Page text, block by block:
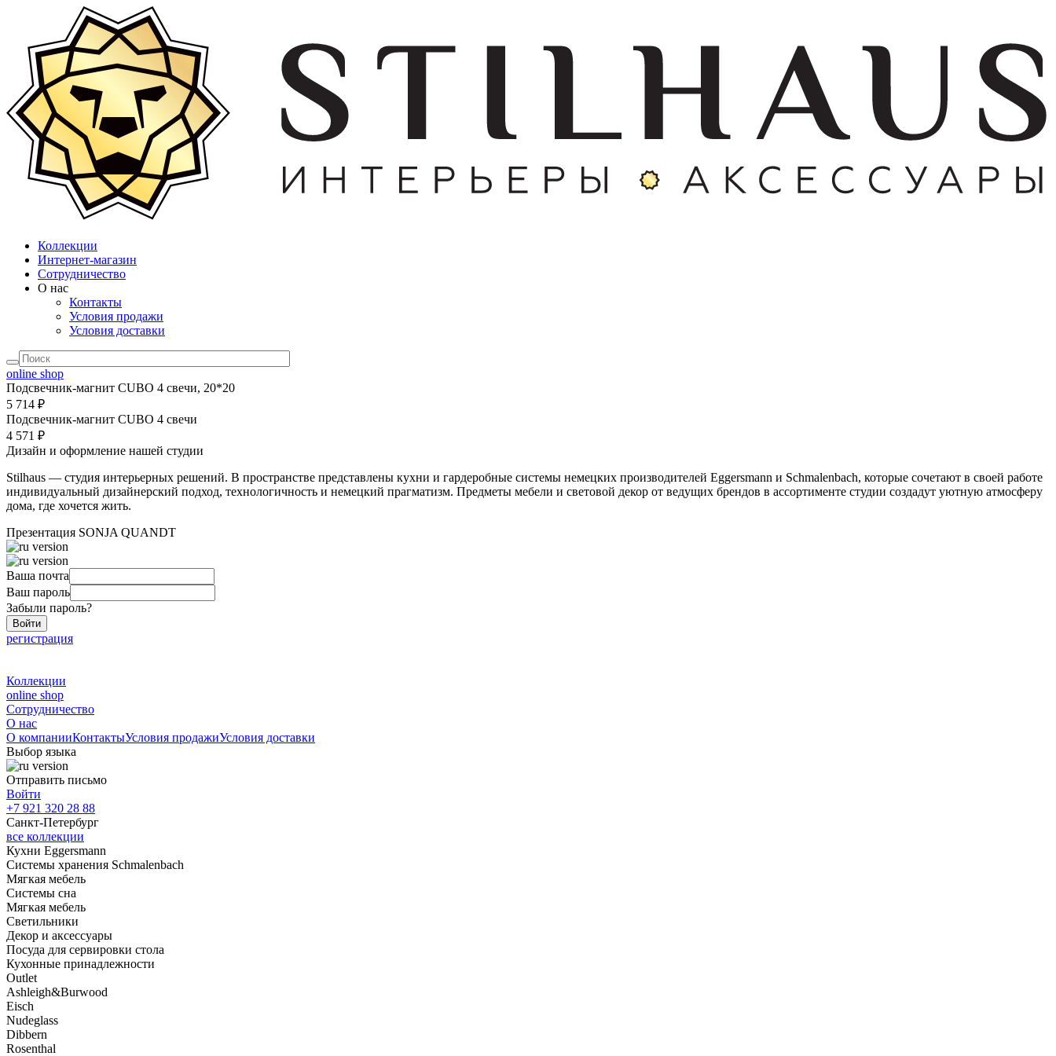
Коллекции
Интернет-магазин
Сотрудничество
О нас
Контакты
Условия продажи
Условия доставки
online shop
Подсвечник-магнит CUBO 4 свечи, 20*20
5 714 ₽
Подсвечник-магнит CUBO 4 свечи
4 571 ₽
Дизайн и оформление нашей студии
Stilhaus — студия интерьерных решений. В пространстве представлены кухни и гардеробные системы немецких производителей Eggersmann и Schmalenbach, которые сочетают в своей работе
индивидуальный дизайнерский подход, технологичность и немецкий прагматизм. Предметы мебели и световой декор от ведущих брендов в ассортименте студии создадут уютную атмосферу
дома, где хочется жить.
Презентация SONJA QUANDT
Ваша почта
Ваш пароль
Забыли пароль?
Войти
регистрация
Коллекции
online shop
Сотрудничество
О нас
О компанииКонтактыУсловия продажиУсловия доставки
Выбор языка
Отправить письмо
Войти
+7 921 320 28 88
Санкт-Петербург
все коллекции
Кухни Eggersmann
Системы хранения Schmalenbach
Мягкая мебель
Системы сна
Мягкая мебель
Светильники
Декор и аксессуары
Посуда для сервировки стола
Кухонные принадлежности
Outlet
Ashleigh&Burwood
Eisch
Nudeglass
Dibbern
Rosenthal